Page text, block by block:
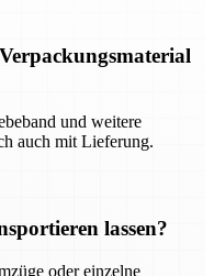
und weitere
auch mit Lieferung.
lassen?
oder einzelne